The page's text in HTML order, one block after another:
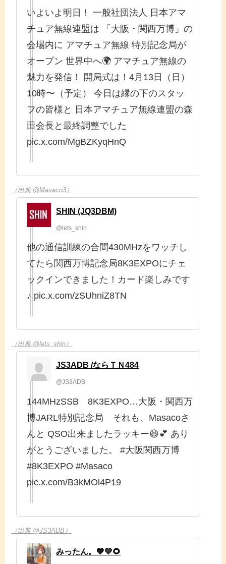
いよいよ明日！ 一般社団法人 日本アマ
チュア無線連盟は 「大阪・関西万博」の
会場内に アマチュア無線 特別記念局が
オープン 世界中へ🌍️ アマチュア無線の
魅力を発信！ 開局式は！4月13日（日）
10時〜（予定） 今日は縁の下のスタッ
フの皆様と 日本アマチュア無線連盟の森
田会長と最終調整でした
pic.x.com/MgBZKyqHnQ
（出典 @Masaco3）
SHIN (JQ3DBM)
@lets_shin
他の通信訓練の合間430MHzをワッチし
てたら関西万博記念局8K3EXPOにチェ
ックインできました！カード楽しみです
♪ pic.x.com/zSUhniZ8TN
（出典 @lets_shin）
JS3ADB /ならＴＮ484
@JS3ADB
144MHzSSB 8K3EXPO…大阪・関西万
博JARL特別記念局 それも、Masacoさ
んと QSO出来ましたラッキー😆💕 あり
がとうございました。 #大阪関西万博
#8K3EXPO #Masaco
pic.x.com/B3kMOl4P19
（出典 @JS3ADB）
みったん。💙💛🌻